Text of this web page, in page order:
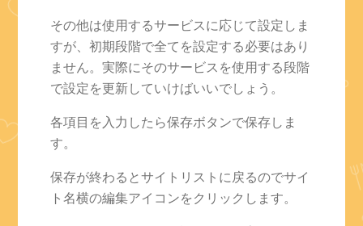
その他は使用するサービスに応じて設定しま
すが、初期段階で全てを設定する必要はあり
ません。実際にそのサービスを使用する段階
で設定を更新していけばいいでしょう。
各項目を入力したら保存ボタンで保存しま
す。
保存が終わるとサイトリストに戻るのでサイ
ト名横の編集アイコンをクリックします。